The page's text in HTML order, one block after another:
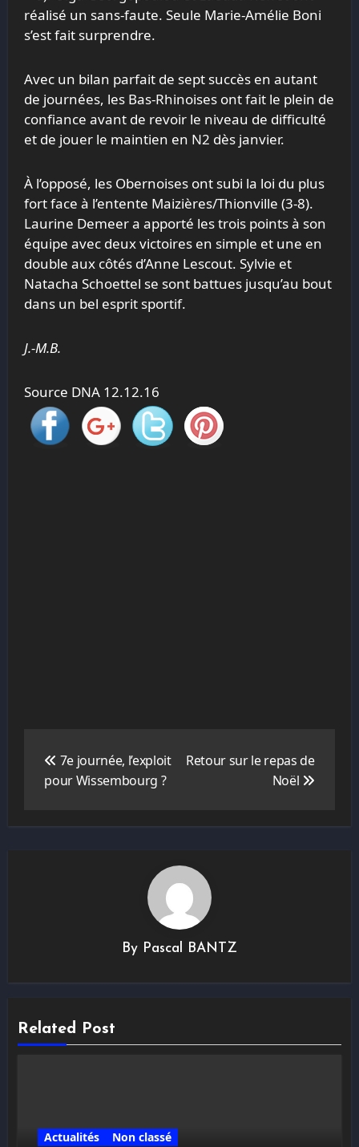
réalisé un sans-faute. Seule Marie-Amélie Boni
s’est fait surprendre.
Avec un bilan parfait de sept succès en autant
de journées, les Bas-Rhinoises ont fait le plein de
confiance avant de revoir le niveau de difficulté
et de jouer le maintien en N2 dès janvier.
À l’opposé, les Obernoises ont subi la loi du plus
fort face à l’entente Maizières/Thionville (3-8).
Laurine Demeer a apporté les trois points à son
équipe avec deux victoires en simple et une en
double aux côtés d’Anne Lescout. Sylvie et
Natacha Schoettel se sont battues jusqu’au bout
dans un bel esprit sportif.
J.-M.B.
Source DNA 12.12.16
l’article
7e journée, l’exploit
pour Wissembourg ?
Retour sur le repas de
Noël
By Pascal BANTZ
Related Post
Actualités Non classé